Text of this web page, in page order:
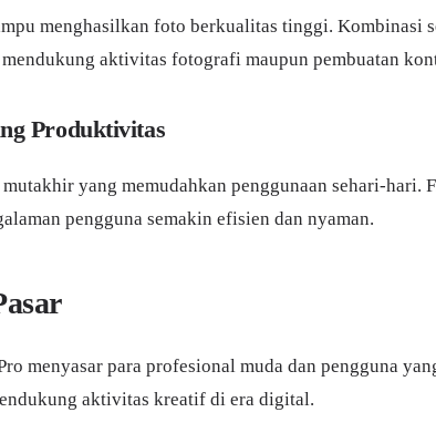
menghasilkan foto berkualitas tinggi. Kombinasi
aktivitas fotografi maupun pembuatan
Produktivitas
yang memudahkan penggunaan sehari-
pengguna semakin efisien dan nyaman.
menyasar para profesional muda dan pengguna
aktivitas kreatif di era digital.